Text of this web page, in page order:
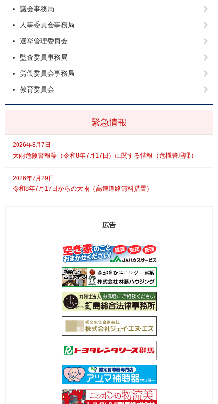
緊急情報
2026年8月7日
大雨危険警報等（令和8年7月17日）に関する情報（危機管理課）
2026年7月29日
令和8年7月17日からの大雨（高速道路無料措置）
議会事務局
人事委員会事務局
選挙管理委員会
監査委員事務局
労働委員会事務局
教育委員会
広告